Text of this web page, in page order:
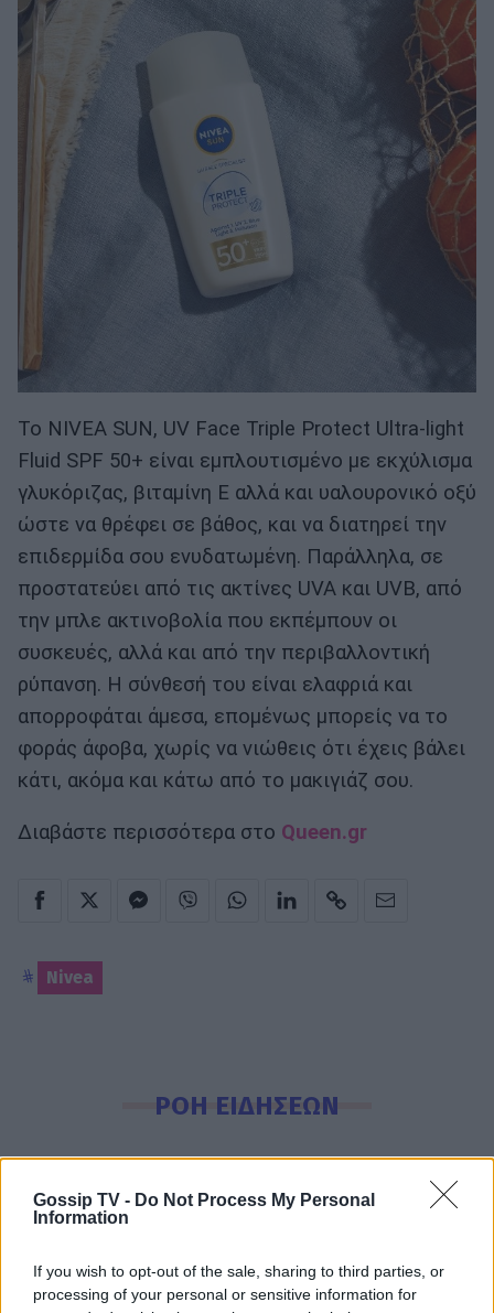
Gossip TV - Do Not Process My Personal
Information
If you wish to opt-out of the sale, sharing to third parties, or
processing of your personal or sensitive information for
To NIVEA SUN, UV Face Triple Protect Ultra-light
Fluid SPF 50+ είναι εμπλουτισμένο με εκχύλισμα
γλυκόριζας, βιταμίνη Ε αλλά και υαλουρονικό οξύ
ώστε να θρέφει σε βάθος, και να διατηρεί την
επιδερμίδα σου ενυδατωμένη. Παράλληλα, σε
προστατεύει από τις ακτίνες UVA και UVB, από
την μπλε ακτινοβολία που εκπέμπουν οι
συσκευές, αλλά και από την περιβαλλοντική
ρύπανση. Η σύνθεσή του είναι ελαφριά και
απορροφάται άμεσα, επομένως μπορείς να το
φοράς άφοβα, χωρίς να νιώθεις ότι έχεις βάλει
κάτι, ακόμα και κάτω από το μακιγιάζ σου.
Διαβάστε περισσότερα στο Queen.gr
Nivea
ΡΟΗ ΕΙΔΗΣΕΩΝ
Εριέττα Μανούρη: Η σπάνια
φωτογραφία με μπικίνι – Summer